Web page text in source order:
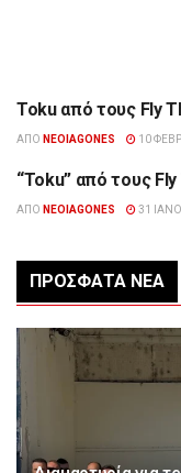
ΠΟΛΙΤΙΣΜΌΣ
Toku από τους Fly
ΑΠΌ NEOIAGONES 10
ΠΟΛΙΤΙΣΜΌΣ
“Toku” από τους
ΑΠΌ NEOIAGONES 31
ΠΡΌΣΦΑΤΑ ΝΈΑ